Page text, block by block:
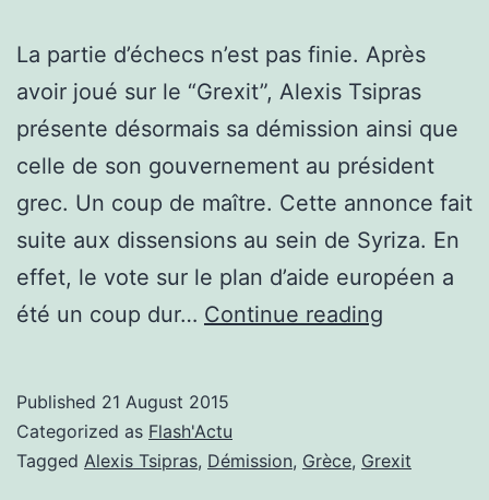
La partie d’échecs n’est pas finie. Après
avoir joué sur le “Grexit”, Alexis Tsipras
présente désormais sa démission ainsi que
celle de son gouvernement au président
grec. Un coup de maître. Cette annonce fait
suite aux dissensions au sein de Syriza. En
effet, le vote sur le plan d’aide européen a
été un coup dur… Continue reading
de
Published 21 August 2015
Categorized as Flash'Actu
Tagged Alexis Tsipras, Démission, Grèce, Grexit